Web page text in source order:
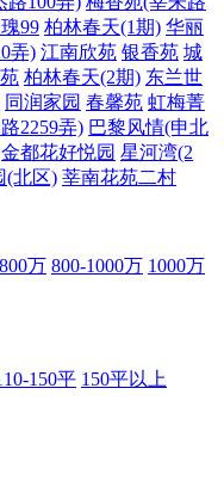
99 柏林春天(1期) 华丽
弄) 江南欣苑 银香苑 城
柏林春天(2期) 东兰世
同润家园 春馨苑 虹梅菁
2259弄) 巴黎风情(申北
金都花好悦园 星河湾(2
(北区) 莘南花苑二村
万 800-1000万 1000万
150平 150平以上